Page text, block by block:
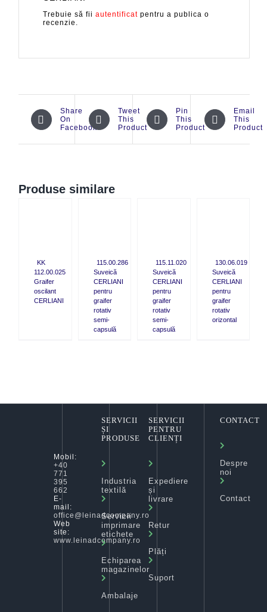
Trebuie să fii autentificat pentru a publica o
recenzie.
Share
On
Facebook
Tweet
This
Product
Pin
This
Product
Email
This
Product
Produse similare
KK
112.00.025
Graifer
oscilant
CERLIANI
115.00.286
Suveică
CERLIANI
pentru
graifer
rotativ
semi-
capsulă
115.11.020
Suveică
CERLIANI
pentru
graifer
rotativ
semi-
capsulă
130.06.019
Suveică
CERLIANI
pentru
graifer
rotativ
orizontal
Mobil:
+40
771
395
662
E-
mail:
office@leinadcompany.ro
Web
site:
www.leinadcompany.ro
SERVICII
ȘI
PRODUSE
Industria
textilă
Servicii
imprimare
etichete
Echiparea
magazinelor
Ambalaje
SERVICII
PENTRU
CLIENȚI
Expediere
și
livrare
Retur
Plăți
Suport
CONTACT
Despre
noi
Contact